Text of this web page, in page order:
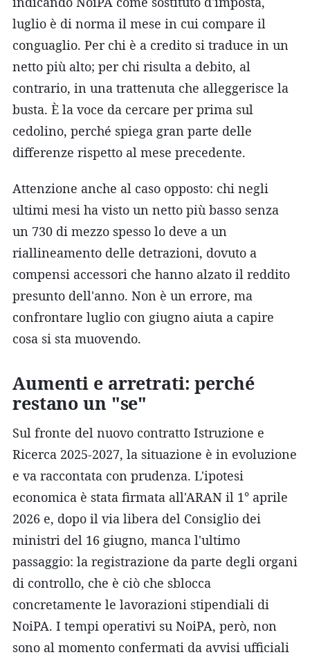
luglio è di norma il mese in cui compare il
conguaglio. Per chi è a credito si traduce in un
netto più alto; per chi risulta a debito, al
contrario, in una trattenuta che alleggerisce la
busta. È la voce da cercare per prima sul
cedolino, perché spiega gran parte delle
differenze rispetto al mese precedente.
Attenzione anche al caso opposto: chi negli
ultimi mesi ha visto un netto più basso senza
un 730 di mezzo spesso lo deve a un
riallineamento delle detrazioni, dovuto a
compensi accessori che hanno alzato il reddito
presunto dell'anno. Non è un errore, ma
confrontare luglio con giugno aiuta a capire
cosa si sta muovendo.
Aumenti e arretrati: perché
restano un "se"
Sul fronte del nuovo contratto Istruzione e
Ricerca 2025-2027, la situazione è in evoluzione
e va raccontata con prudenza. L'ipotesi
economica è stata firmata all'ARAN il 1° aprile
2026 e, dopo il via libera del Consiglio dei
ministri del 16 giugno, manca l'ultimo
passaggio: la registrazione da parte degli organi
di controllo, che è ciò che sblocca
concretamente le lavorazioni stipendiali di
NoiPA. I tempi operativi su NoiPA, però, non
sono al momento confermati da avvisi ufficiali